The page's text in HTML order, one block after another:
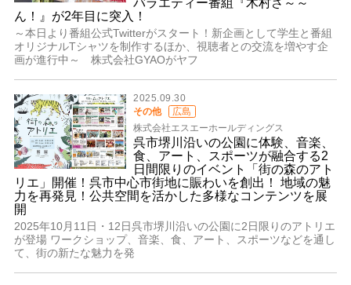
バラエティー番組『木村さ～～
ん！』が2年目に突入！
～本日より番組公式Twitterがスタート！新企画として学生と番組
オリジナルTシャツを制作するほか、視聴者との交流を増やす企
画が進行中～ 株式会社GYAOがヤフ
2025.09.30
その他
広島
株式会社エスエーホールディングス
呉市堺川沿いの公園に体験、音楽、
食、アート、スポーツが融合する2
日間限りのイベント「街の森のアト
リエ」開催！呉市中心市街地に賑わいを創出！ 地域の魅
力を再発見！公共空間を活かした多様なコンテンツを展
開
2025年10月11日・12日呉市堺川沿いの公園に2日限りのアトリエ
が登場 ワークショップ、音楽、食、アート、スポーツなどを通し
て、街の新たな魅力を発